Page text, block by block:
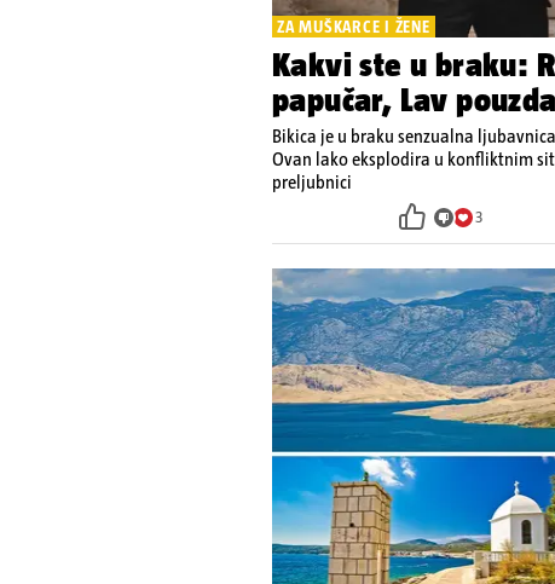
ZA MUŠKARCE I ŽENE
Kakvi ste u braku:
papučar, Lav
Bikica je u braku senzualna
Ovan lako eksplodira u konfliktnim
preljubnici
3